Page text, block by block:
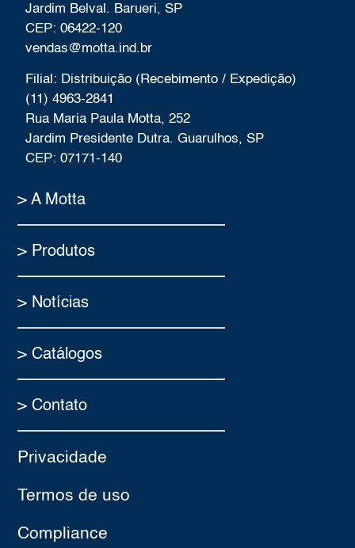
Jardim Belval. Barueri, SP
CEP: 06422-120
vendas@motta.ind.br
Filial: Distribuição (Recebimento / Expedição)
(11) 4963-2841
Rua Maria Paula Motta, 252
Jardim Presidente Dutra. Guarulhos, SP
CEP: 07171-140
> A Motta
> Produtos
> Notícias
> Catálogos
> Contato
Privacidade
Termos de uso
Compliance